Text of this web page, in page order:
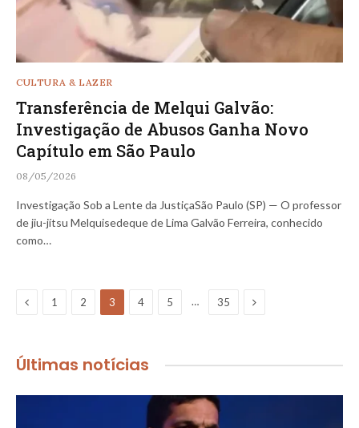
CULTURA & LAZER
Transferência de Melqui Galvão:
Investigação de Abusos Ganha Novo
Capítulo em São Paulo
08/05/2026
Investigação Sob a Lente da JustiçaSão Paulo (SP) — O professor
de jiu-jítsu Melquisedeque de Lima Galvão Ferreira, conhecido
como…
Previous
1 2 3 4 5 … 35 Next
Últimas notícias